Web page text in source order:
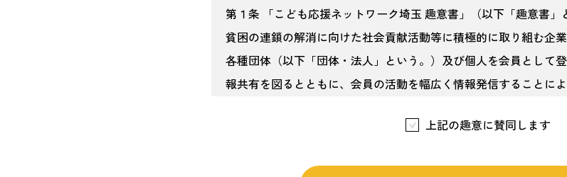
第１条 「こども応援ネットワーク埼玉 趣意書」（以下「趣意書」
貧困の連鎖の解消に向けた社会貢献活動等に積極的に取り組む企
各種団体（以下「団体・法人」という。）及び個人を会員として
報共有を図るとともに、会員の活動を幅広く情報発信することに
の円滑な推進に資することを目的とする。上記の趣意に賛同します